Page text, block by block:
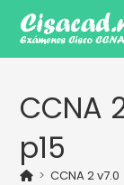
contenido
CCNA
p15
> CCNA 2 v7.0